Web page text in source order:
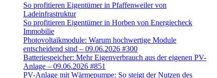
So profitieren Eigentümer in Pfaffenweiler von
Ladeinfrastruktur
So profitieren Eigentümer in Horben von Energiecheck
Immobilie
Photovoltaikmodule: Warum hochwertige Module
entscheidend sind – 09.06.2026 #300
Batteriespeicher: Mehr Eigenverbrauch aus der eigenen PV-
Anlage – 09.06.2026 #851
PV-Anlage mit Wärmepumpe: So steigt der Nutzen des